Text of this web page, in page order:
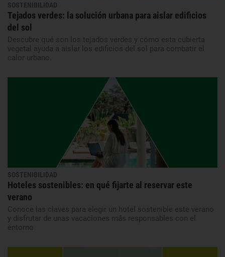
SOSTENIBILIDAD
Tejados verdes: la solución urbana para aislar edificios
del sol
Descubre qué son los tejados verdes y cómo esta cubierta
vegetal ayuda a aislar los edificios del sol para combatir el
calor urbano.
SOSTENIBILIDAD
Hoteles sostenibles: en qué fijarte al reservar este
verano
Conoce las claves para elegir un hotel sostenible este verano
y disfrutar de unas vacaciones más responsables con el
entorno